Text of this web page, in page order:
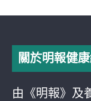
關於明報健
由《明報》及